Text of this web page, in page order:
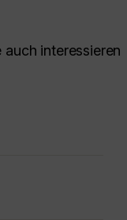
interessieren